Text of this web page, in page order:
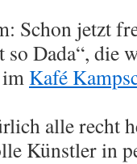
Schon jetzt
Dada“, die
Kafé
alle recht
Künstler in